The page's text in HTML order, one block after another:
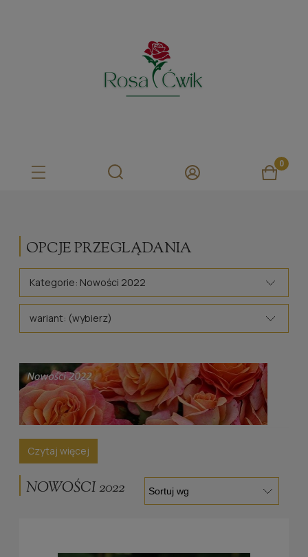
OPCJE PRZEGLĄDANIA
Kategorie: Nowości 2022
wariant: (wybierz)
Czytaj więcej
NOWOŚCI 2022